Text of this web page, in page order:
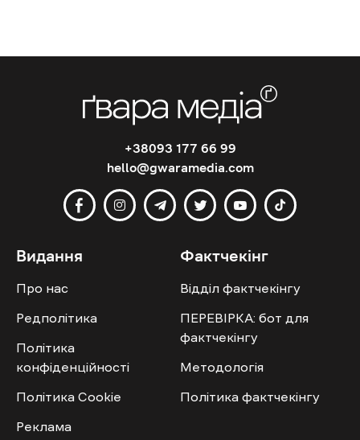
+38093 177 66 99
hello@gwaramedia.com
Видання
Про нас
Редполітика
Політика
конфіденційності
Політика Cookie
Реклама
Фактчекінг
Відділ фактчекінгу
ПЕРЕВІРКА: бот для
фактчекінгу
Методологія
Політика фактчекінгу